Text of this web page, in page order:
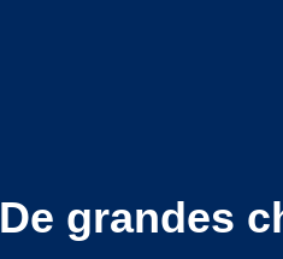
De grandes